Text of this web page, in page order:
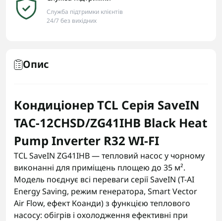
Служба підтримки клієнтів
24/7 без вихідних
Опис
Кондиціонер TCL Серія SaveIN
TAC-12CHSD/ZG41IHB Black Heat
Pump Inverter R32 WI-FI
TCL SaveIN ZG41IHB — тепловий насос у чорному
виконанні для приміщень площею до 35 м².
Модель поєднує всі переваги серії SaveIN (T-AI
Energy Saving, режим генератора, Smart Vector
Air Flow, ефект Коанди) з функцією теплового
насосу: обігрів і охолодження ефективні при